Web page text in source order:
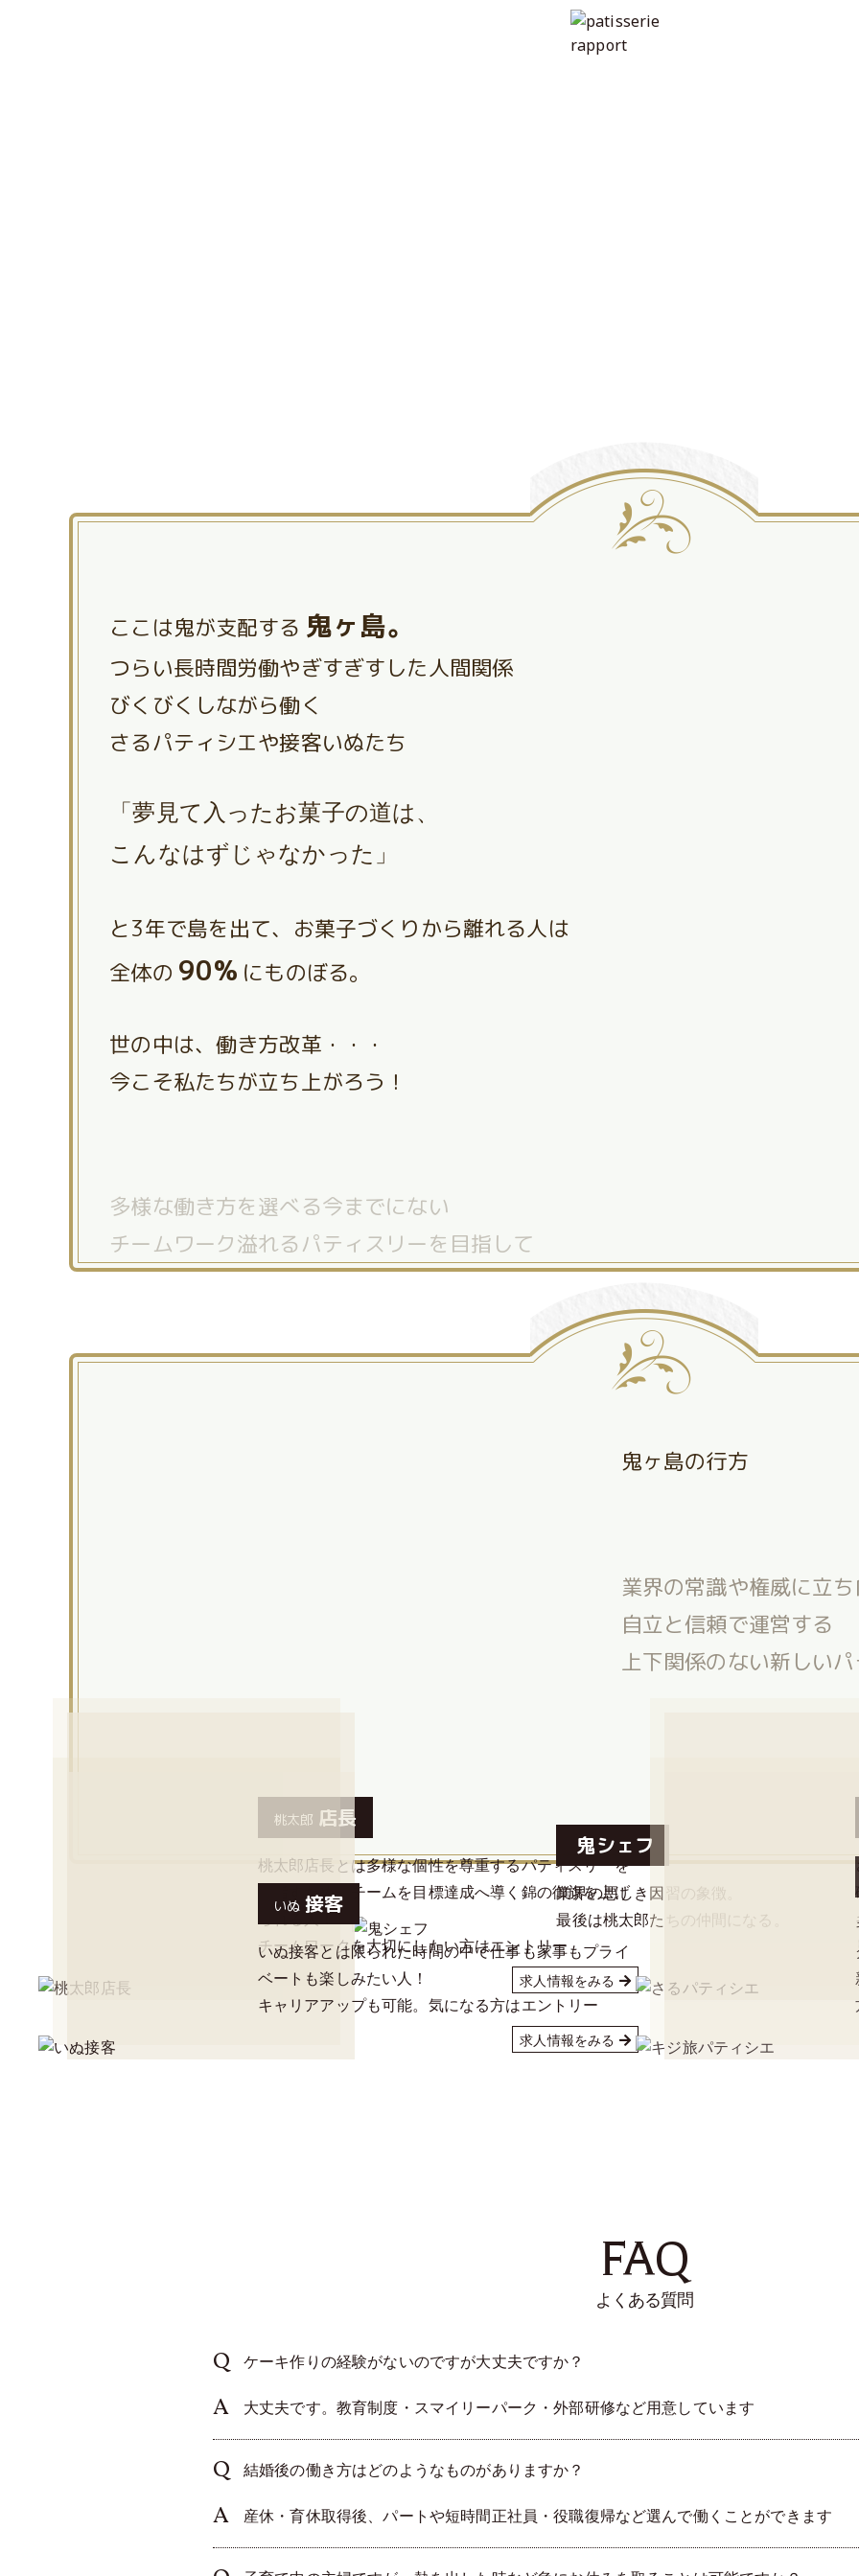
ここは鬼が支配する 鬼ヶ島。
つらい長時間労働やぎすぎすした人間関係
びくびくしながら働く
さるパティシエや接客いぬたち
「夢見て入ったお菓子の道は、
こんなはずじゃなかった」
と3年で島を出て、お菓子づくりから離れる人は
全体の 90% にものぼる。
世の中は、働き方改革・・・
今こそ私たちが立ち上がろう！
鬼ヶ島の行方
上下関係のない新しいパ
鬼シェフ
業界の悪しき因習の象徴。
最後は桃太郎たちの仲間になる。
桃太郎 店長
桃太郎店長とは多様な個性を尊重するパティスリーを
目指すため、チームを目標達成へ導く錦の御旗を上げ
られる人！
チームワークを大切にしたい方はエントリー
求人情報をみる
いぬ 接客
いぬ接客とは限られた時間の中で仕事も家事もプライ
ベートも楽しみたい人！
キャリアアップも可能。気になる方はエントリー
求人情報をみる
FAQ
よくある質問
ケーキ作りの経験がないのですが大丈夫ですか？
大丈夫です。教育制度・スマイリーパーク・外部研修など用意しています
結婚後の働き方はどのようなものがありますか？
産休・育休取得後、パートや短時間正社員・役職復帰など選んで働くことができます